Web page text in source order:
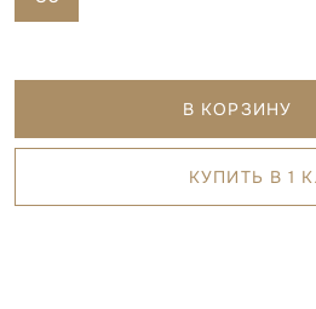
В КОРЗИНУ
КУПИТЬ В 1